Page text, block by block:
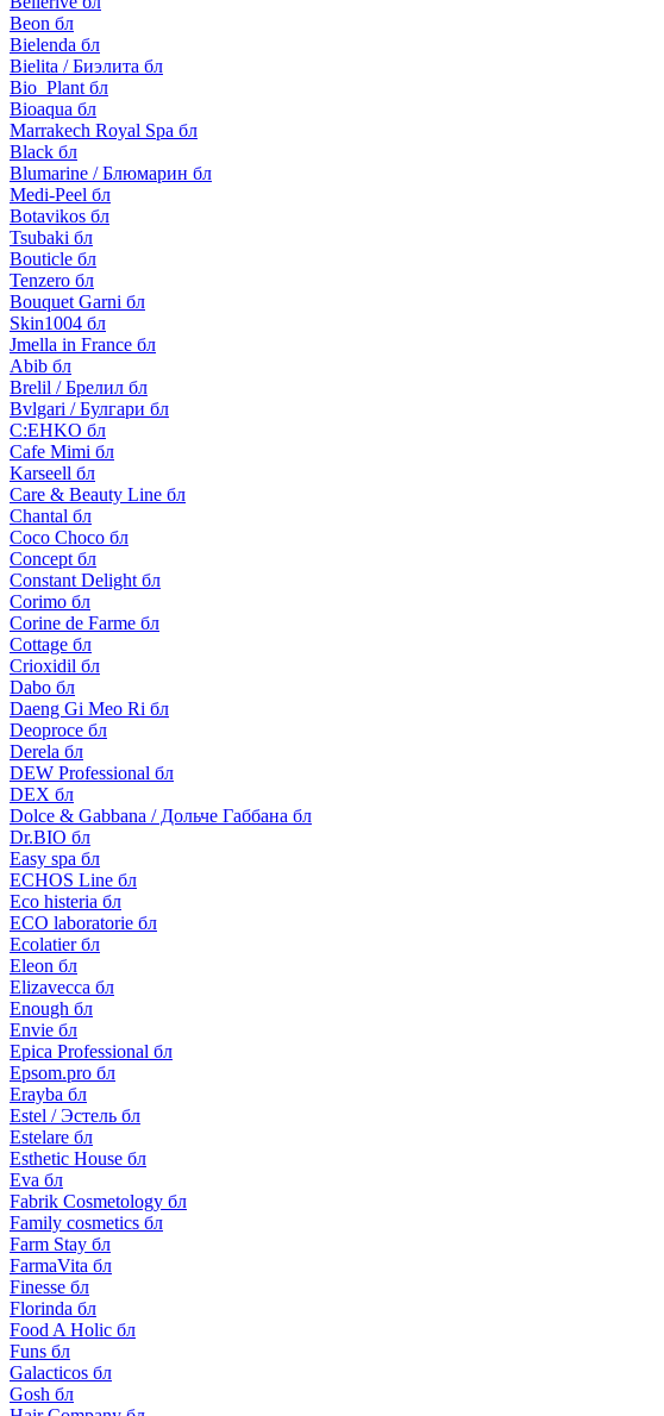
Beon бл
Bielenda бл
Bielita / Биэлита бл
Bio_Plant бл
Bioaqua бл
Marrakech Royal Spa бл
Black бл
Blumarine / Блюмарин бл
Medi-Peel бл
Botavikos бл
Tsubaki бл
Bouticle бл
Tenzero бл
Bouquet Garni бл
Skin1004 бл
Jmella in France бл
Abib бл
Brelil / Брелил бл
Bvlgari / Булгари бл
C:EHKO бл
Cafe Mimi бл
Karseell бл
Care & Beauty Line бл
Chantal бл
Coco Choco бл
Concept бл
Constant Delight бл
Corimo бл
Corine de Farme бл
Cottage бл
Crioxidil бл
Dabo бл
Daeng Gi Meo Ri бл
Deoproce бл
Derela бл
DEW Professional бл
DEX бл
Dolce & Gabbana / Дольче Габбана бл
Dr.BIO бл
Easy spa бл
ECHOS Line бл
Eco histeria бл
ECO laboratorie бл
Ecolatier бл
Eleon бл
Elizavecca бл
Enough бл
Envie бл
Epica Professional бл
Epsom.pro бл
Erayba бл
Estel / Эстель бл
Estelare бл
Esthetic House бл
Eva бл
Fabrik Cosmetology бл
Family cosmetics бл
Farm Stay бл
FarmaVita бл
Finesse бл
Florinda бл
Food A Holic бл
Funs бл
Galacticos бл
Gosh бл